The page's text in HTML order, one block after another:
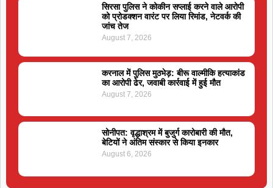
सिरसा पुलिस ने कोकीन सप्लाई करने वाले आरोपी
को प्रोडक्शन वारंट पर लिया रिमांड, नेटवर्क की
जांच तेज
August 7, 2026
करनाल में पुलिस मुठभेड़: बीरू वाल्मीकि हत्याकांड
का आरोपी ढेर, जवाबी कार्रवाई में हुई मौत
August 7, 2026
सोनीपत: वृद्धाश्रम में बुजुर्ग कारोबारी की मौत,
बेटियों ने अंतिम संस्कार से किया इनकार
August 6, 2026